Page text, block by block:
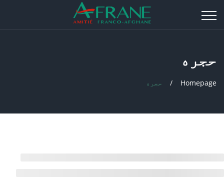
حجره
Homepage حجره